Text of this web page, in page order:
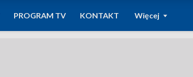
PROGRAM TV KONTAKT Więcej